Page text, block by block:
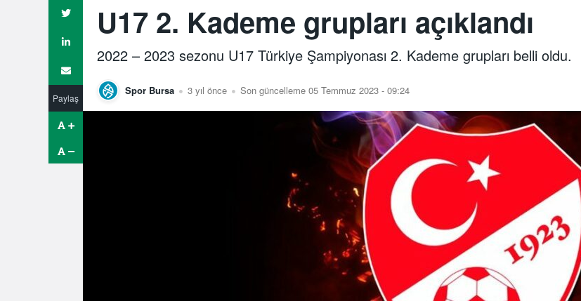
Paylaş
U17 2. Kademe grupları açıklandı
2022 – 2023 sezonu U17 Türkiye Şampiyonası 2. Kademe grupları belli oldu.
Spor Bursa 3 yıl önce Son güncelleme 05 Temmuz 2023 - 09:24